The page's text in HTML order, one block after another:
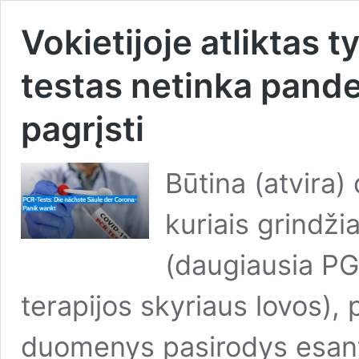
Vokietijoje atliktas
testas netinka
pagrįsti
Būtina (atvira)
kuriais
(daugiausia
terapijos skyriaus lovos),
duomenys pasirodys